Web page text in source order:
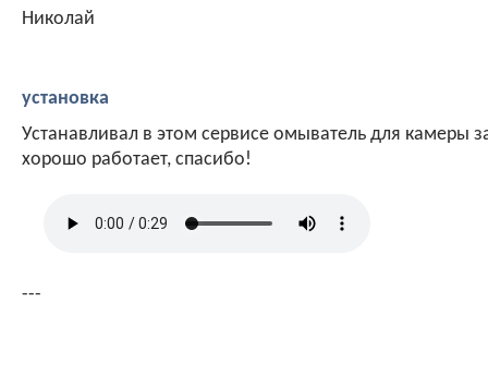
Николай
установка
Устанавливал в этом сервисе омыватель для камеры
хорошо работает, спасибо!
---